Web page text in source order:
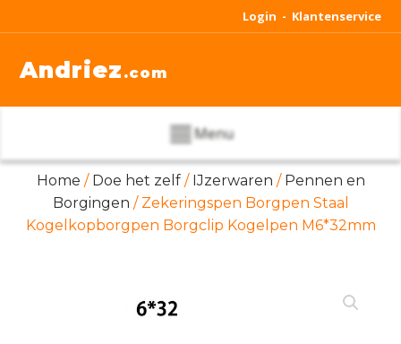
Login - Klantenservice
Andriez .com
Menu
Home / Doe het zelf/ IJzerwaren / Pennen en
Borgingen / Zekeringspen Borgpen Staal
Kogelkopborgpen Borgclip Kogelpen M6*32mm